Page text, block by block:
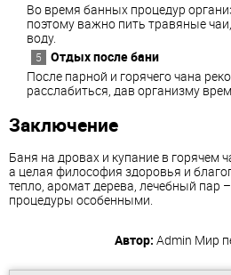
Во время банных процедур
поэтому важно пить травяные
воду.
Отдых после бани
После парной и горячего чана
расслабиться, дав организму
Заключение
Баня на дровах и купание в горячем
а целая философия здоровья и
тепло, аромат дерева, лечебный пар
процедуры особенными.
Автор: Admin Мир